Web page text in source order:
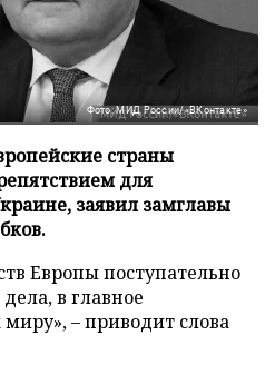
Фото: МИД России/«ВКонтакте»
страны
для
заявил замглавы
Европы поступательно
в главное
– приводит слова